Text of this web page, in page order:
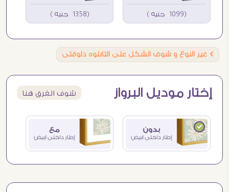
(1099 جنيه ) (1358 جنيه )
Ö غير النوع و شوف الشكل على التابلوه دلوقتى
إختار موديل البرواز شوف الفرق هنا